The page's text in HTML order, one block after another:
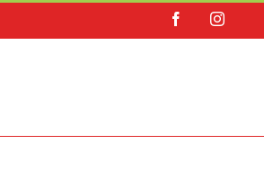
Facebook